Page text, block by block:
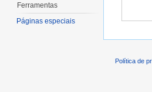
Ferramentas
Páginas especiais
Política de